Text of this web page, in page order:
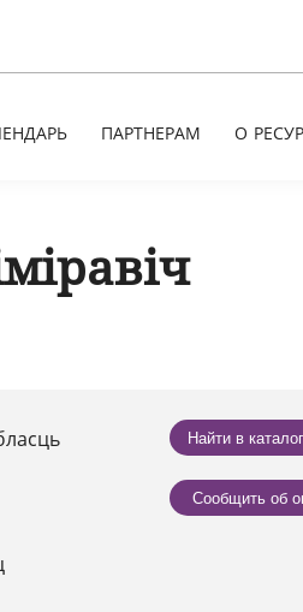
ПАРТНЕРАМ О
Найти в
Сообщить об